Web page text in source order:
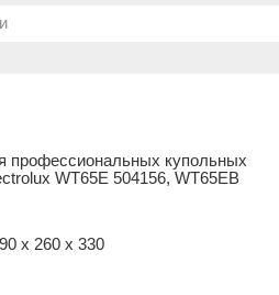
профессиональных купольных
WT65E 504156, WT65EB
x 260 x 330